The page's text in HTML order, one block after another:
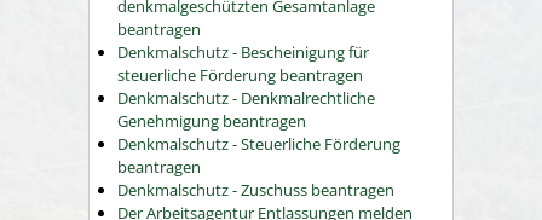
denkmalgeschützten Gesamtanlage
beantragen
Denkmalschutz - Bescheinigung für
steuerliche Förderung beantragen
Denkmalschutz - Denkmalrechtliche
Genehmigung beantragen
Denkmalschutz - Steuerliche Förderung
beantragen
Denkmalschutz - Zuschuss beantragen
Der Arbeitsagentur Entlassungen melden